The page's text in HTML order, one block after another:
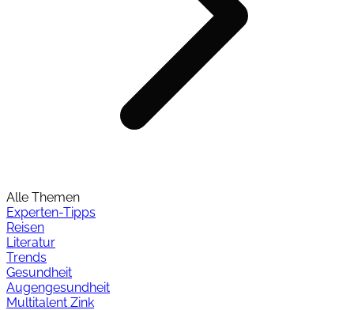
Alle Themen
Experten-Tipps
Reisen
Literatur
Trends
Gesundheit
Augengesundheit
Multitalent Zink